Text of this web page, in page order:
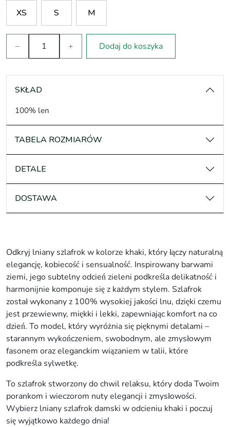
XS
S M
− + Dodaj do koszyka
SKŁAD
100% len
TABELA ROZMIARÓW
DETALE
DOSTAWA
Odkryj lniany szlafrok w kolorze khaki, który łączy naturalną
elegancję, kobiecość i sensualność. Inspirowany barwami
ziemi, jego subtelny odcień zieleni podkreśla delikatność i
harmonijnie komponuje się z każdym stylem. Szlafrok
został wykonany z 100% wysokiej jakości lnu, dzięki czemu
jest przewiewny, miękki i lekki, zapewniając komfort na co
dzień. To model, który wyróżnia się pięknymi detalami –
starannym wykończeniem, swobodnym, ale zmysłowym
fasonem oraz eleganckim wiązaniem w talii, które
podkreśla sylwetkę.
To szlafrok stworzony do chwil relaksu, który doda Twoim
porankom i wieczorom nuty elegancji i zmysłowości.
Wybierz lniany szlafrok damski w odcieniu khaki i poczuj
się wyjątkowo każdego dnia!